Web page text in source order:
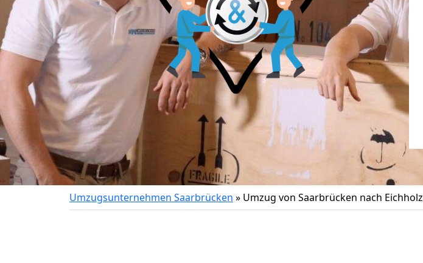
Umzugsunternehmen Saarbrücken » Umzug von Saarbrücken nach Eichholz